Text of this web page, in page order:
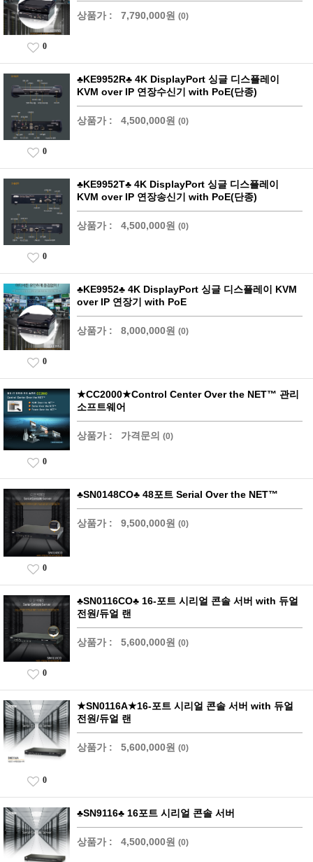
상품가 : 7,790,000원 (0)
0
♣KE9952R♣ 4K DisplayPort 싱글 디스플레이
KVM over IP 연장수신기 with PoE(단종)
상품가 : 4,500,000원 (0)
0
♣KE9952T♣ 4K DisplayPort 싱글 디스플레이
KVM over IP 연장송신기 with PoE(단종)
상품가 : 4,500,000원 (0)
0
♣KE9952♣ 4K DisplayPort 싱글 디스플레이 KVM
over IP 연장기 with PoE
상품가 : 8,000,000원 (0)
0
★CC2000★Control Center Over the NET™ 관리
소프트웨어
상품가 : 가격문의 (0)
0
♣SN0148CO♣ 48포트 Serial Over the NET™
상품가 : 9,500,000원 (0)
0
♣SN0116CO♣ 16-포트 시리얼 콘솔 서버 with 듀얼
전원/듀얼 랜
상품가 : 5,600,000원 (0)
0
★SN0116A★16-포트 시리얼 콘솔 서버 with 듀얼
전원/듀얼 랜
상품가 : 5,600,000원 (0)
0
♣SN9116♣ 16포트 시리얼 콘솔 서버
상품가 : 4,500,000원 (0)